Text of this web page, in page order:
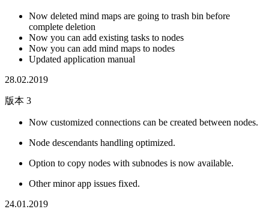
Now deleted mind maps are going to trash bin before
complete deletion
Now you can add existing tasks to nodes
Now you can add mind maps to nodes
Updated application manual
28.02.2019
版本 3
Now customized connections can be created between nodes.
Node descendants handling optimized.
Option to copy nodes with subnodes is now available.
Other minor app issues fixed.
24.01.2019